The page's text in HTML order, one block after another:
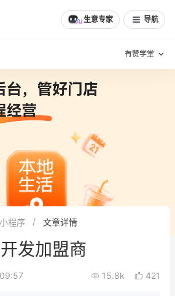
生意专家 导航
有赞学堂
增长方法
有赞专家说
新零售最佳实践
分享
小程序 文章详情
发加盟商
15.8k 421